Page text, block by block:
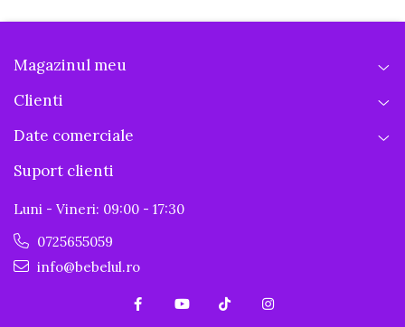
Magazinul meu
Clienti
Date comerciale
Suport clienti
Luni - Vineri: 09:00 - 17:30
0725655059
info@bebelul.ro